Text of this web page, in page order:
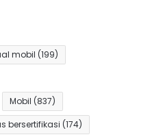
mobil (199)
Mobil (837)
bersertifikasi (174)